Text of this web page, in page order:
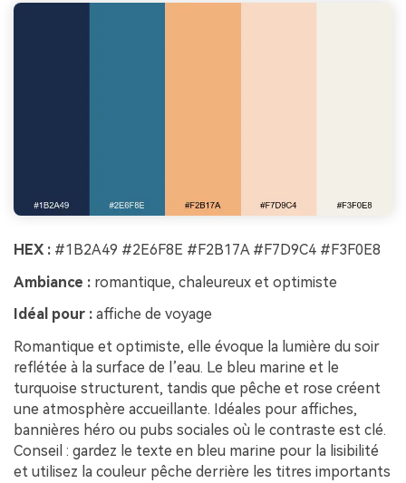
HEX : #1B2A49 #2E6F8E #F2B17A #F7D9C4 #F3F0E8
Ambiance : romantique, chaleureux et optimiste
Idéal pour : affiche de voyage
Romantique et optimiste, elle évoque la lumière du soir
reflétée à la surface de l’eau. Le bleu marine et le
turquoise structurent, tandis que pêche et rose créent
une atmosphère accueillante. Idéales pour affiches,
bannières héro ou pubs sociales où le contraste est clé.
Conseil : gardez le texte en bleu marine pour la lisibilité
et utilisez la couleur pêche derrière les titres importants